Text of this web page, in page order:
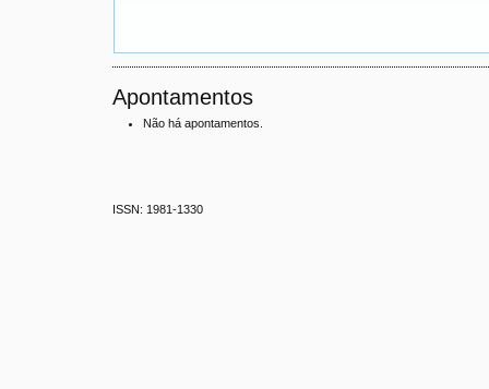
Apontamentos
Não há apontamentos.
ISSN: 1981-1330